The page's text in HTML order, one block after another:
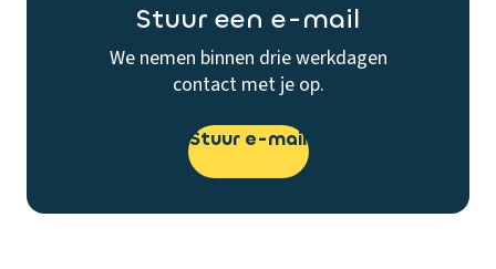
Stuur een e-mail
We nemen binnen drie werkdagen
contact met je op.
Stuur e-mail